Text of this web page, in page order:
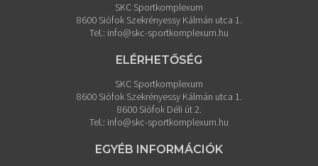
SKC Sportkomplexum
8600 Siófok Szekrényessy Kálmán utca 1.
Tel.: info@skc-sportkomplexum.hu
ELÉRHETŐSÉG
SKC Sportkomplexum
8600 Siófok Szekrényessy Kálmán utca 1.
8600 Siófok Déli út 2.
Tel.: info@skc-sportkomplexum.hu
EGYÉB INFORMÁCIÓK